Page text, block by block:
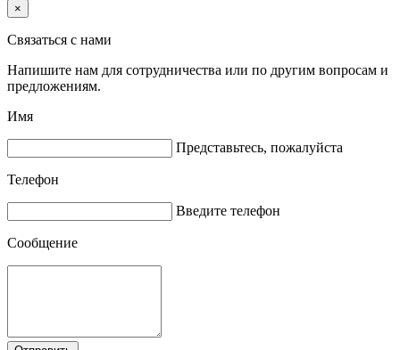
×
Связаться с нами
Напишите нам для сотрудничества или по другим вопросам и
предложениям.
Имя
Представьтесь, пожалуйста
Телефон
Введите телефон
Сообщение